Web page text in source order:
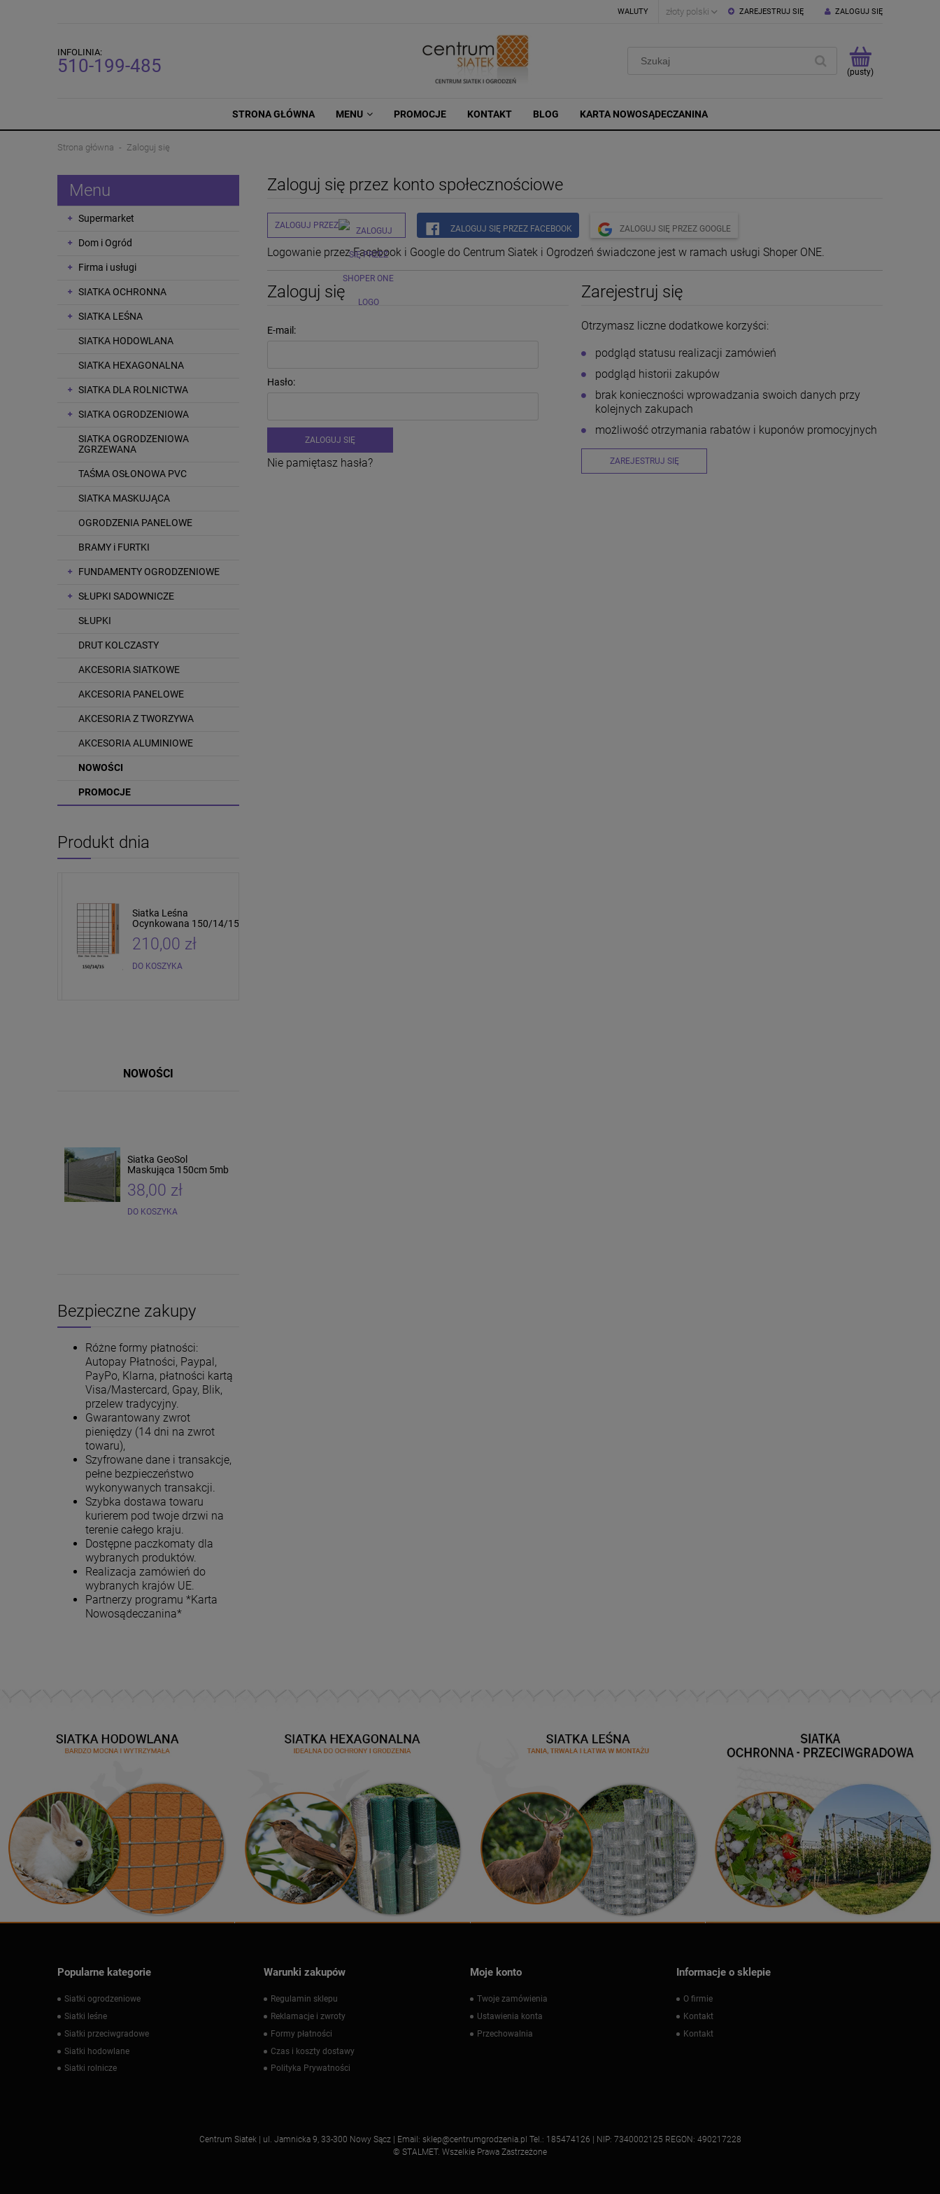
ZAREJESTRUJ SIĘ ZALOGUJ SIĘ
WALUTY
INFOLINIA:
510-199-485 (pusty)
STRONA GŁÓWNA MENU PROMOCJE KONTAKT BLOG KARTA NOWOSĄDECZANINA
Strona główna Zaloguj się
Menu
Supermarket
Dom i Ogród
Firma i usługi
SIATKA OCHRONNA
SIATKA LEŚNA
SIATKA HODOWLANA
SIATKA HEXAGONALNA
SIATKA DLA ROLNICTWA
SIATKA OGRODZENIOWA
SIATKA OGRODZENIOWA
ZGRZEWANA
TAŚMA OSŁONOWA PVC
SIATKA MASKUJĄCA
OGRODZENIA PANELOWE
BRAMY i FURTKI
FUNDAMENTY OGRODZENIOWE
SŁUPKI SADOWNICZE
SŁUPKI
DRUT KOLCZASTY
AKCESORIA SIATKOWE
AKCESORIA PANELOWE
AKCESORIA Z TWORZYWA
AKCESORIA ALUMINIOWE
NOWOŚCI
PROMOCJE
Produkt dnia
Siatka Leśna
Ocynkowana 150/14/15
210,00 zł
DO KOSZYKA
NOWOŚCI
Siatka GeoSol
Maskująca 150cm 5mb
38,00 zł
DO KOSZYKA
Bezpieczne zakupy
Różne formy płatności:
Autopay Płatności, Paypal,
PayPo, Klarna, płatności kartą
Visa/Mastercard, Gpay, Blik,
przelew tradycyjny.
Gwarantowany zwrot
pieniędzy (14 dni na zwrot
towaru),
Szyfrowane dane i transakcje,
pełne bezpieczeństwo
wykonywanych transakcji.
Szybka dostawa towaru
kurierem pod twoje drzwi na
terenie całego kraju.
Dostępne paczkomaty dla
wybranych produktów.
Realizacja zamówień do
wybranych krajów UE.
Partnerzy programu *Karta
Nowosądeczanina*
Zaloguj się przez konto społecznościowe
ZALOGUJ PRZEZ ZALOGUJ SIĘ PRZEZ FACEBOOK ZALOGUJ SIĘ PRZEZ GOOGLE
Logowanie przez Facebook i Google do Centrum Siatek i Ogrodzeń świadczone jest w ramach usługi Shoper ONE.
Zaloguj się
E-mail:
Hasło:
ZALOGUJ SIĘ
Nie pamiętasz hasła?
Zarejestruj się
Otrzymasz liczne dodatkowe korzyści:
podgląd statusu realizacji zamówień
podgląd historii zakupów
brak konieczności wprowadzania swoich danych przy
kolejnych zakupach
możliwość otrzymania rabatów i kuponów promocyjnych
ZAREJESTRUJ SIĘ
Popularne kategorie
Siatki ogrodzeniowe
Siatki leśne
Siatki przeciwgradowe
Siatki hodowlane
Siatki rolnicze
Warunki zakupów
Regulamin sklepu
Reklamacje i zwroty
Formy płatności
Czas i koszty dostawy
Polityka Prywatności
Moje konto
Twoje zamówienia
Ustawienia konta
Przechowalnia
Informacje o sklepie
O firmie
Kontakt
Kontakt
Centrum Siatek | ul. Jamnicka 9, 33-300 Nowy Sącz | Email: sklep@centrumgrodzenia.pl Tel.: 185474126 | NIP: 7340002125 REGON: 490217228
© STALMET. Wszelkie Prawa Zastrzeżone